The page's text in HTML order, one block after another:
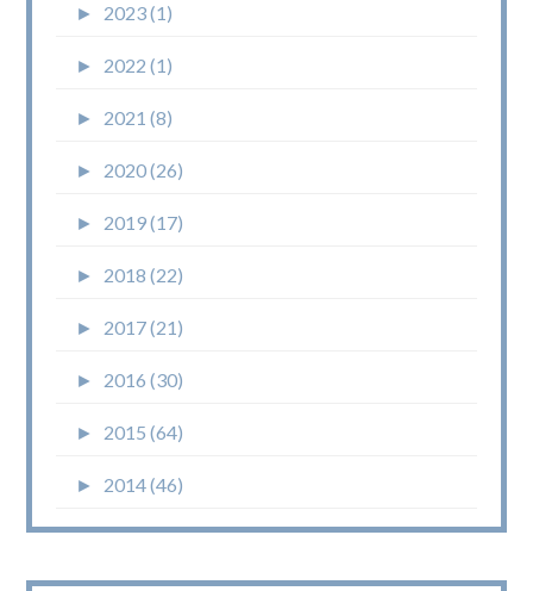
► 2023 (1)
► 2022 (1)
► 2021 (8)
► 2020 (26)
► 2019 (17)
► 2018 (22)
► 2017 (21)
► 2016 (30)
► 2015 (64)
► 2014 (46)